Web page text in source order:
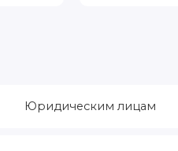
Юридическим лицам